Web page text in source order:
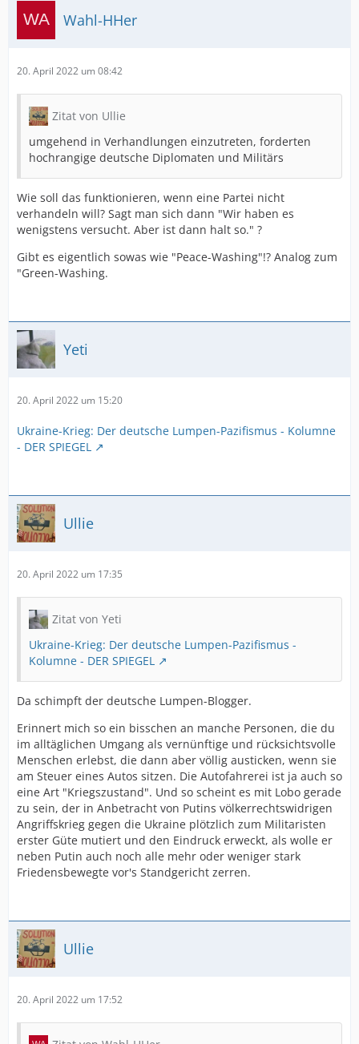
Wahl-HHer
20. April 2022 um 08:42
Zitat von Ullie
umgehend in Verhandlungen einzutreten, forderten
hochrangige deutsche Diplomaten und Militärs
Wie soll das funktionieren, wenn eine Partei nicht
verhandeln will? Sagt man sich dann "Wir haben es
wenigstens versucht. Aber ist dann halt so." ?
Gibt es eigentlich sowas wie "Peace-Washing"!? Analog zum
"Green-Washing.
Yeti
20. April 2022 um 15:20
Ukraine-Krieg: Der deutsche Lumpen-Pazifismus - Kolumne
- DER SPIEGEL
Ullie
20. April 2022 um 17:35
Zitat von Yeti
Ukraine-Krieg: Der deutsche Lumpen-Pazifismus -
Kolumne - DER SPIEGEL
Da schimpft der deutsche Lumpen-Blogger.
Erinnert mich so ein bisschen an manche Personen, die du
im alltäglichen Umgang als vernünftige und rücksichtsvolle
Menschen erlebst, die dann aber völlig austicken, wenn sie
am Steuer eines Autos sitzen. Die Autofahrerei ist ja auch so
eine Art "Kriegszustand". Und so scheint es mit Lobo gerade
zu sein, der in Anbetracht von Putins völkerrechtswidrigen
Angriffskrieg gegen die Ukraine plötzlich zum Militaristen
erster Güte mutiert und den Eindruck erweckt, als wolle er
neben Putin auch noch alle mehr oder weniger stark
Friedensbewegte vor's Standgericht zerren.
Ullie
20. April 2022 um 17:52